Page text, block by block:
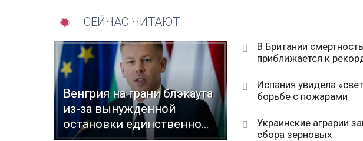
СЕЙЧАС ЧИТАЮТ
Венгрия на грани блэкаута
из-за вынужденной
остановки единственно...
В Британии
приближается к
Испания увидела
борьбе с пожарами
Украинские аграрии
сбора зерновых